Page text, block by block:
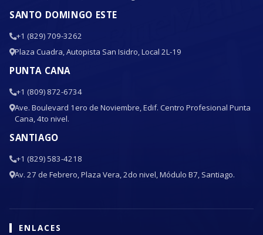
SANTO DOMINGO ESTE
+1 (829) 709-3262
Plaza Cuadra, Autopista San Isidro, Local 2L-19
PUNTA CANA
+1 (809) 872-6734
Ave. Boulevard 1ero de Noviembre, Edif. Centro Profesional Punta
Cana, 4to nivel.
SANTIAGO
+1 (829) 583-4218
Av. 27 de Febrero, Plaza Vera, 2do nivel, Módulo B7, Santiago.
ENLACES